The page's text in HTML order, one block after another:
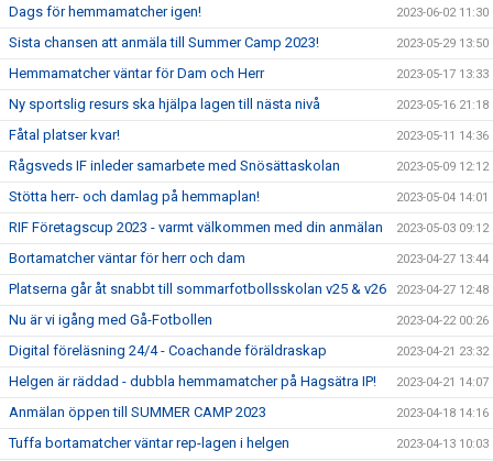
Dags för hemmamatcher igen! 2023-06-02 11:30
Sista chansen att anmäla till Summer Camp 2023! 2023-05-29 13:50
Hemmamatcher väntar för Dam och Herr 2023-05-17 13:33
Ny sportslig resurs ska hjälpa lagen till nästa nivå 2023-05-16 21:18
Fåtal platser kvar! 2023-05-11 14:36
Rågsveds IF inleder samarbete med Snösättaskolan 2023-05-09 12:12
Stötta herr- och damlag på hemmaplan! 2023-05-04 14:01
RIF Företagscup 2023 - varmt välkommen med din anmälan 2023-05-03 09:12
Bortamatcher väntar för herr och dam 2023-04-27 13:44
Platserna går åt snabbt till sommarfotbollsskolan v25 & v26 2023-04-27 12:48
Nu är vi igång med Gå-Fotbollen 2023-04-22 00:26
Digital föreläsning 24/4 - Coachande föräldraskap 2023-04-21 23:32
Helgen är räddad - dubbla hemmamatcher på Hagsätra IP! 2023-04-21 14:07
Anmälan öppen till SUMMER CAMP 2023 2023-04-18 14:16
Tuffa bortamatcher väntar rep-lagen i helgen 2023-04-13 10:03